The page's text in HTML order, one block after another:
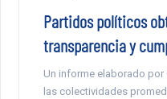
Partidos políticos
transparencia y
Un informe elaborado por
las colectividades